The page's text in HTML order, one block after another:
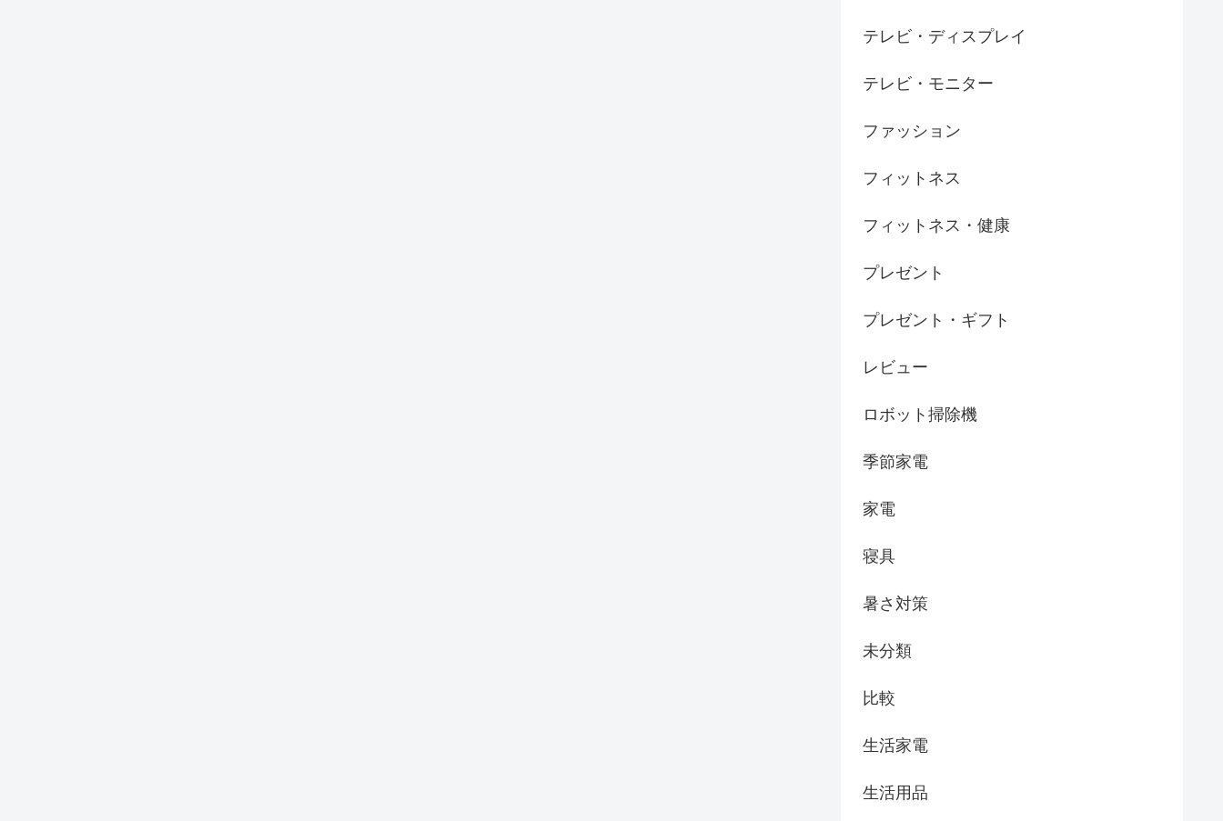
テレビ・ディスプレイ
テレビ・モニター
ファッション
フィットネス
フィットネス・健康
プレゼント
プレゼント・ギフト
レビュー
ロボット掃除機
季節家電
家電
寝具
暑さ対策
未分類
比較
生活家電
生活用品